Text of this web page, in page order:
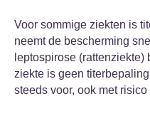
Voor sommige ziekten is
neemt de bescherming
leptospirose
ziekte is geen
steeds voor, ook met